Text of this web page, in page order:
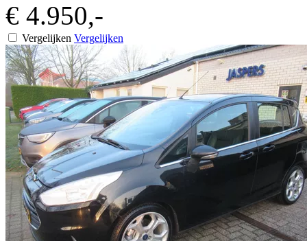
€ 4.950,-
Vergelijken Vergelijken